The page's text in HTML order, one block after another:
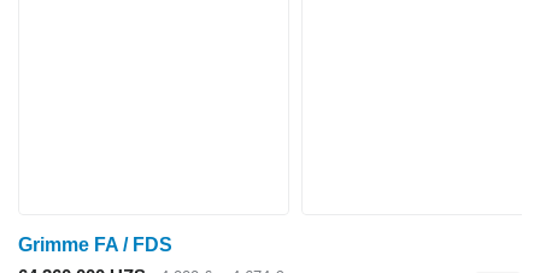
Grimme FA / FDS